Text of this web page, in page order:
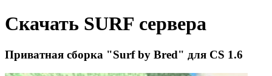
Скачать SURF сервера
Приватная сборка "Surf by Bred" для CS 1.6